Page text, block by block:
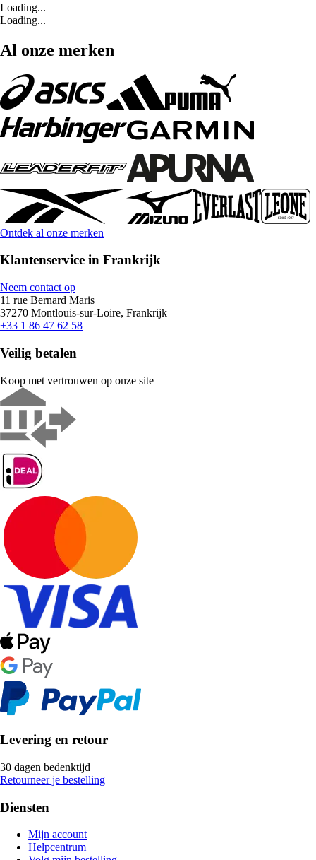
Loading...
Loading...
Al onze merken
Ontdek al onze merken
Klantenservice in Frankrijk
Neem contact op
11 rue Bernard Maris
37270 Montlouis-sur-Loire, Frankrijk
+33 1 86 47 62 58
Veilig betalen
Koop met vertrouwen op onze site
Levering en retour
30 dagen bedenktijd
Retourneer je bestelling
Diensten
Mijn account
Helpcentrum